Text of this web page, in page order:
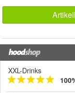
XXL-Drinks